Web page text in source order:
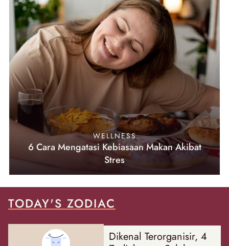
WELLNESS
6 Cara Mengatasi Kebiasaan Makan Akibat
Stres
TODAY'S ZODIAC
Dikenal Terorganisir, 4